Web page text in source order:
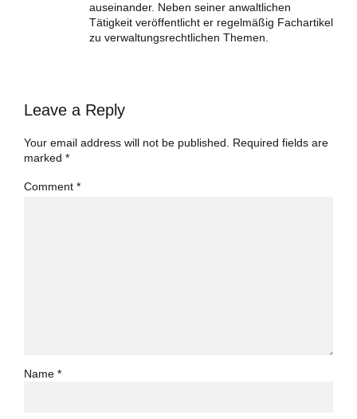
auseinander. Neben seiner anwaltlichen
Tätigkeit veröffentlicht er regelmäßig Fachartikel
zu verwaltungsrechtlichen Themen.
Leave a Reply
Your email address will not be published. Required fields are
marked *
Comment *
Name *